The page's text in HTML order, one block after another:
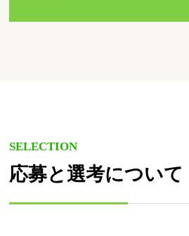
SELECTION
応募と選考について